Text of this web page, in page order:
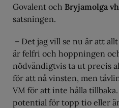
Govalent och Bryjamolga
satsningen.
– Det jag vill se nu är att
är felfri och hoppningen
nödvändigtvis ta ut precis
för att nå vinsten, men
VM för att inte hålla
potential för topp tio eller